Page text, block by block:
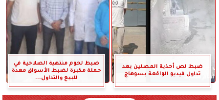
ضبط لص أحذية المصلين بعد
تداول فيديو الواقعة بسوهاج
ضبط لحوم منتهية الصلاحية في
حملة مكبرة لضبط الأسواق معدة
للبيع والتداول...